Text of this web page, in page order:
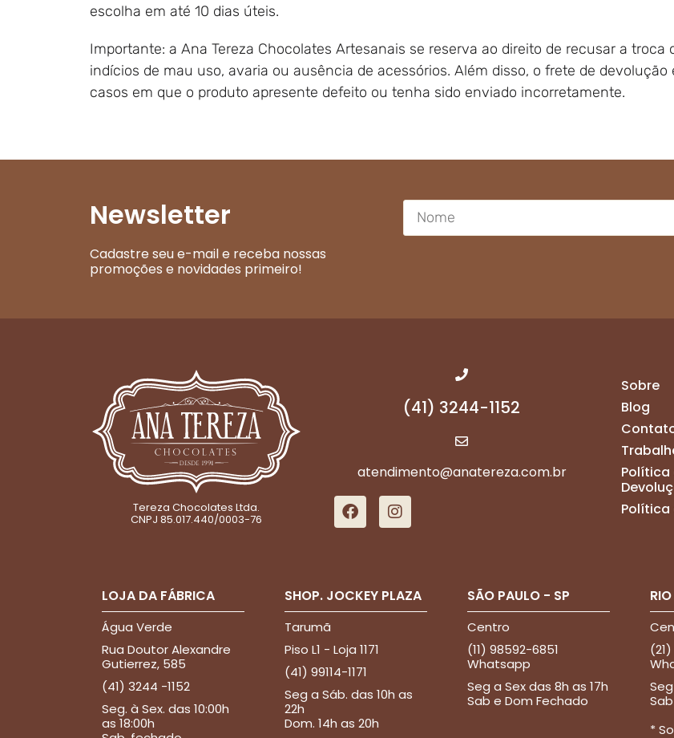
escolha em até 10 dias úteis.
Importante: a Ana Tereza Chocolates Artesanais se reserva ao direito de recusar a
indícios de mau uso, avaria ou ausência de acessórios. Além disso, o frete de
casos em que o produto apresente defeito ou tenha sido enviado incorretamente.
Newsletter
Cadastre seu e-mail e receba nossas
promoções e novidades primeiro!
Tereza Chocolates Ltda.
CNPJ 85.017.440/0003-76
(41) 3244-1152
atendimento@anatereza.com.br
Sobre
Blog
Política
Política
LOJA DA FÁBRICA
Água Verde
Rua Doutor Alexandre
Gutierrez, 585
(41) 3244 -1152
Seg. à Sex. das 10:00h
as 18:00h
SHOP. JOCKEY PLAZA
Tarumã
Piso L1 - Loja 1171
(41) 99114-1171
Seg a Sáb. das 10h as
22h
Dom. 14h as 20h
SÃO PAULO - SP
Centro
(11) 98592-6851
Whatsapp
Seg a Sex das 8h as 17h
Sab e Dom Fechado
*